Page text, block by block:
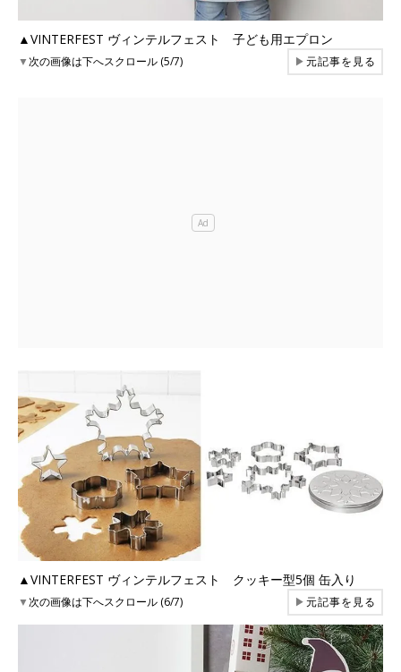
▲VINTERFEST ヴィンテルフェスト 子ども用エプロン
▼次の画像は下へスクロール (5/7) ▶元記事を見る
▲VINTERFEST ヴィンテルフェスト クッキー型5個 缶入り
▼次の画像は下へスクロール (6/7) ▶元記事を見る